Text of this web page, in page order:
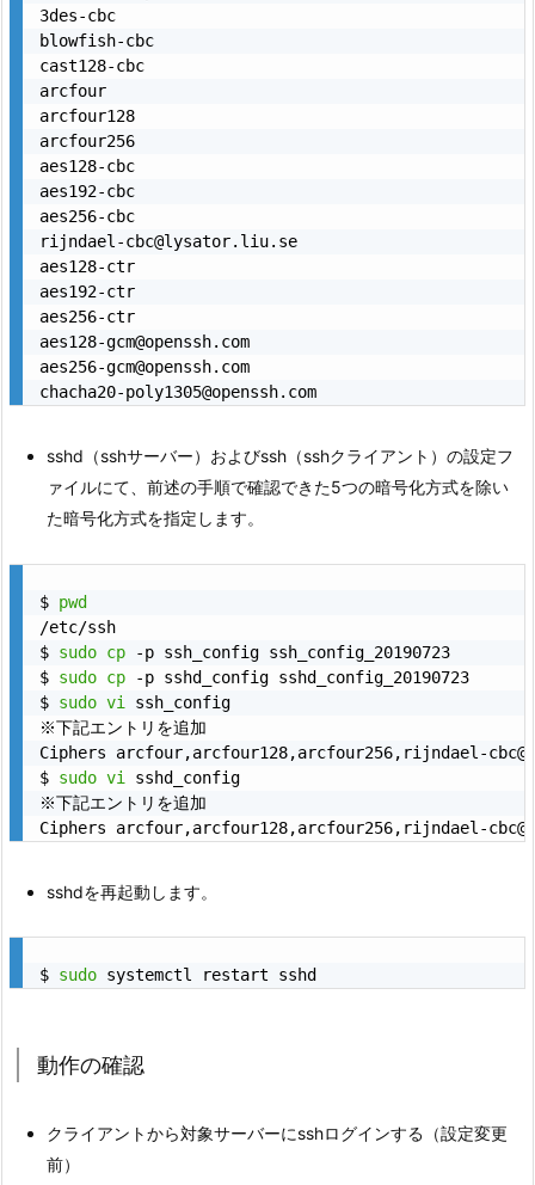
3des-cbc
blowfish-cbc
cast128-cbc
arcfour
arcfour128
arcfour256
aes128-cbc
aes192-cbc
aes256-cbc
rijndael-cbc@lysator.liu.se
aes128-ctr
aes192-ctr
aes256-ctr
aes128-gcm@openssh.com
aes256-gcm@openssh.com
sshd（sshサーバー）およびssh（sshクライアント）の設定フ
ァイルにて、前述の手順で確認できた5つの暗号化方式を除い
た暗号化方式を指定します。
$ pwd
/etc/ssh
$ sudo cp -p ssh_config ssh_config_20190723
$ sudo cp -p sshd_config sshd_config_20190723
$ sudo vi
ssh_config
※下記エントリを追加
Ciphers arcfour,arcfour128,arcfour256,rijndael-
$ sudo vi
sshd_config
※下記エントリを追加
sshdを再起動します。
$ sudo
動作の確認
クライアントから対象サーバーにsshログインする（設定変更
前）